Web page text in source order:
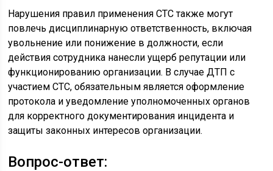
Нарушения правил применения СТС также могут
повлечь дисциплинарную ответственность, включая
увольнение или понижение в должности, если
действия сотрудника нанесли ущерб репутации или
функционированию организации. В случае ДТП с
участием СТС, обязательным является оформление
протокола и уведомление уполномоченных органов
для корректного документирования инцидента и
защиты законных интересов организации.
Вопрос-ответ: